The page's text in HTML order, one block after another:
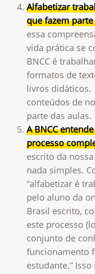
Alfabetizar
que fazem
essa
vida prática se
BNCC é
formatos de
livros didáticos.
conteúdos de
parte das aulas.
A BNCC
processo
escrito da
nada simples.
“alfabetizar é
pelo aluno da
Brasil escrito,
este processo
conjunto de
funcionamento
estudante.”